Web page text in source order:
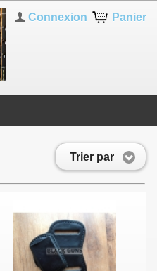
Panier
Connexion
Trier par